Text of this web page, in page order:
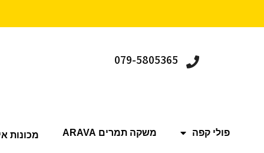
079-5805365
פולי קפה משקה תמרים ARAVA מכונות